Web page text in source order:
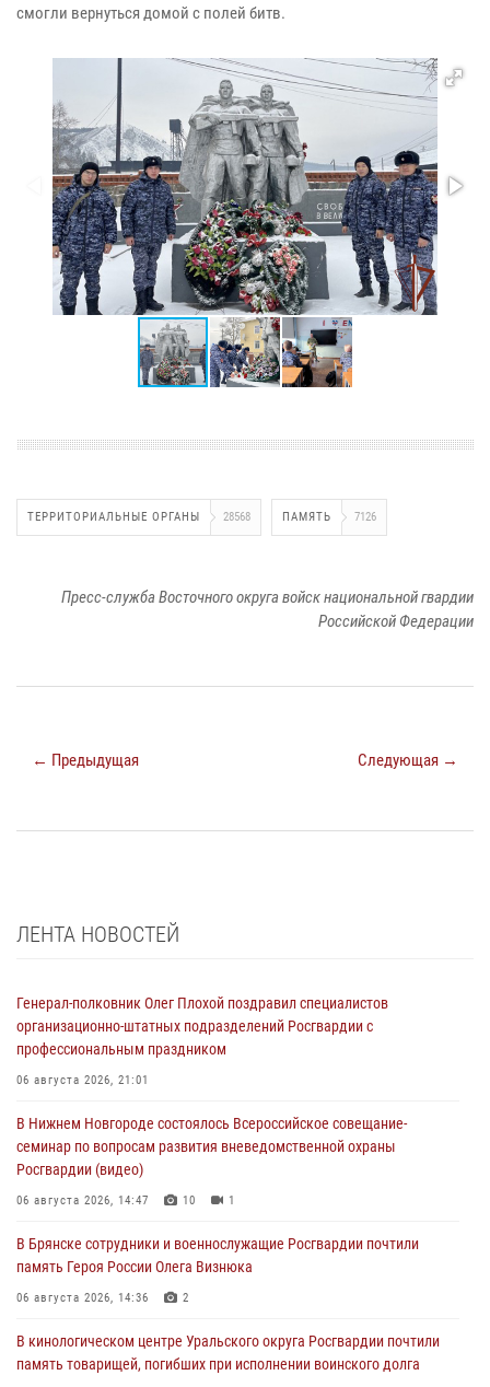
смогли вернуться домой с полей битв.
ТЕРРИТОРИАЛЬНЫЕ ОРГАНЫ 28568 ПАМЯТЬ 7126
Пресс-служба Восточного округа войск национальной гвардии
Российской Федерации
← Предыдущая Следующая →
ЛЕНТА НОВОСТЕЙ
Генерал-полковник Олег Плохой поздравил специалистов
организационно-штатных подразделений Росгвардии с
профессиональным праздником
06 августа 2026, 21:01
В Нижнем Новгороде состоялось Всероссийское совещание-
семинар по вопросам развития вневедомственной охраны
Росгвардии (видео)
06 августа 2026, 14:47 10 1
В Брянске сотрудники и военнослужащие Росгвардии почтили
память Героя России Олега Визнюка
06 августа 2026, 14:36 2
В кинологическом центре Уральского округа Росгвардии почтили
память товарищей, погибших при исполнении воинского долга